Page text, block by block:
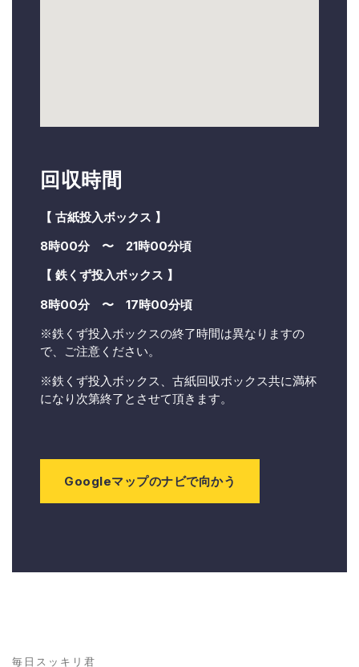
回収時間
【 古紙投入ボックス 】
8時00分 〜 21時00分頃
【 鉄くず投入ボックス 】
8時00分 〜 17時00分頃
※鉄くず投入ボックスの終了時間は異なりますの
で、ご注意ください。
※鉄くず投入ボックス、古紙回収ボックス共に満杯
になり次第終了とさせて頂きます。
Googleマップのナビで向かう
毎日スッキリ君